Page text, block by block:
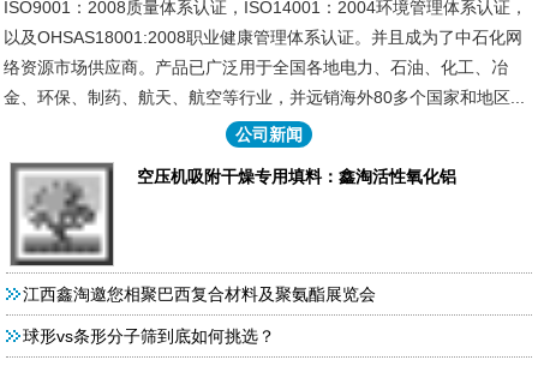
ISO9001：2008质量体系认证，ISO14001：2004环境管理体系认证，
以及OHSAS18001:2008职业健康管理体系认证。并且成为了中石化网
络资源市场供应商。产品已广泛用于全国各地电力、石油、化工、冶
金、环保、制药、航天、航空等行业，并远销海外80多个国家和地区...
公司新闻
空压机吸附干燥专用填料：鑫淘活性氧化铝
江西鑫淘邀您相聚巴西复合材料及聚氨酯展览会
球形vs条形分子筛到底如何挑选？